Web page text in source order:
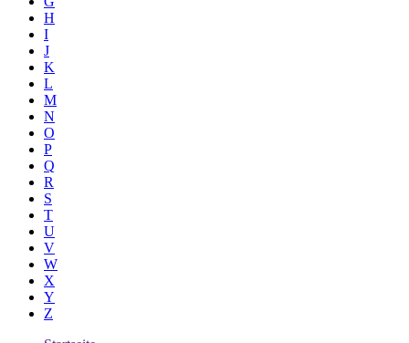
H
I
J
K
L
M
N
O
P
Q
R
S
T
U
V
W
X
Y
Z